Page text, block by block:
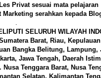
Privat sesuai mata pelajaran
serahkan kepada
SELURUH WILAYAH
Barat, Riau,
Bangka Belitung, Lampung,
Jawa Tengah, Daerah
Tenggara Barat, Nusa
Selatan, Kalimantan